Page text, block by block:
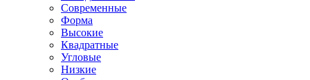
Современные
Форма
Высокие
Квадратные
Угловые
Низкие